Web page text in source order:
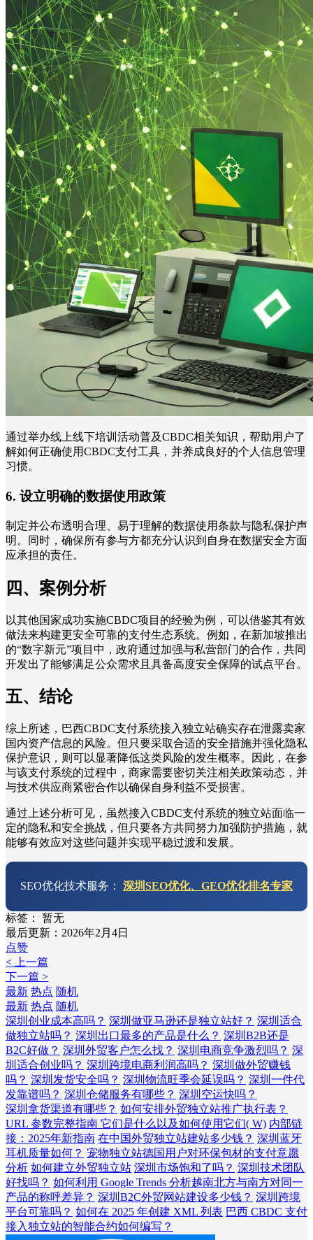
通过举办线上线下培训活动普及CBDC相关知识，帮助用户了
解如何正确使用CBDC支付工具，并养成良好的个人信息管理
习惯。
6. 设立明确的数据使用政策
制定并公布透明合理、易于理解的数据使用条款与隐私保护声
明。同时，确保所有参与方都充分认识到自身在数据安全方面
应承担的责任。
四、案例分析
以其他国家成功实施CBDC项目的经验为例，可以借鉴其有效
做法来构建更安全可靠的支付生态系统。例如，在新加坡推出
的“数字新元”项目中，政府通过加强与私营部门的合作，共同
开发出了能够满足公众需求且具备高度安全保障的试点平台。
五、结论
综上所述，巴西CBDC支付系统接入独立站确实存在泄露卖家
国内资产信息的风险。但只要采取合适的安全措施并强化隐私
保护意识，则可以显著降低这类风险的发生概率。因此，在参
与该支付系统的过程中，商家需要密切关注相关政策动态，并
与技术供应商紧密合作以确保自身利益不受损害。
通过上述分析可见，虽然接入CBDC支付系统的独立站面临一
定的隐私和安全挑战，但只要各方共同努力加强防护措施，就
能够有效应对这些问题并实现平稳过渡和发展。
SEO优化技术服务： 深圳SEO优化、GEO优化排名专家
标签：
暂无
最后更新：2026年2月4日
点赞
< 上一篇
下一篇 >
最新 热点 随机
最新 热点 随机
深圳创业成本高吗？ 深圳做亚马逊还是独立站好？ 深圳适合
做独立站吗？ 深圳出口最多的产品是什么？ 深圳B2B还是
B2C好做？ 深圳外贸客户怎么找？ 深圳电商竞争激烈吗？ 深
圳适合创业吗？ 深圳跨境电商利润高吗？ 深圳做外贸赚钱
吗？ 深圳发货安全吗？ 深圳物流旺季会延误吗？ 深圳一件代
发靠谱吗？ 深圳仓储服务有哪些？ 深圳空运快吗？
深圳拿货渠道有哪些？ 如何安排外贸独立站推广执行表？
URL 参数完整指南 它们是什么以及如何使用它们( W) 内部链
接：2025年新指南 在中国外贸独立站建站多少钱？ 深圳蓝牙
耳机质量如何？ 宠物独立站德国用户对环保包材的支付意愿
分析 如何建立外贸独立站 深圳市场饱和了吗？ 深圳技术团队
好找吗？ 如何利用 Google Trends 分析越南北方与南方对同一
产品的称呼差异？ 深圳B2C外贸网站建设多少钱？ 深圳跨境
平台可靠吗？ 如何在 2025 年创建 XML 列表 巴西 CBDC 支付
接入独立站的智能合约如何编写？